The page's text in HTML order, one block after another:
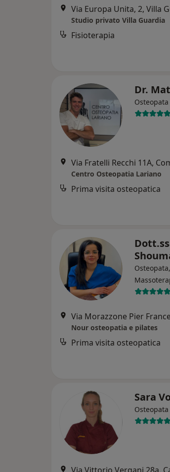
Via Europa Unita, 2, Villa
Studio privato Villa Guardia
Fisioterapia
Dr.
Osteopata
Via Fratelli Recchi 11A,
Centro Osteopatia Lariano
Prima visita osteopatica
Nour osteopatia e pilates
Prima visita osteopatica
Sara
Osteopata